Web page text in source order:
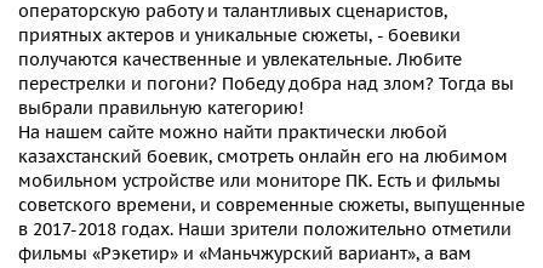
операторскую работу и талантливых сценаристов,
приятных актеров и уникальные сюжеты, - боевики
получаются качественные и увлекательные. Любите
перестрелки и погони? Победу добра над злом? Тогда вы
выбрали правильную категорию!
На нашем сайте можно найти практически любой
казахстанский боевик, смотреть онлайн его на любимом
мобильном устройстве или мониторе ПК. Есть и фильмы
советского времени, и современные сюжеты, выпущенные
в 2017-2018 годах. Наши зрители положительно отметили
фильмы «Рэкетир» и «Маньчжурский вариант», а вам